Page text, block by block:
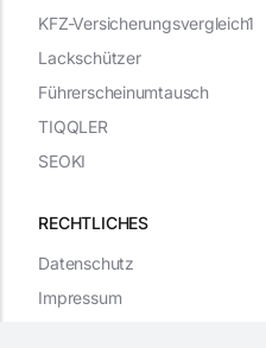
KFZ-Versicherungsvergleich1
Lackschützer
Führerscheinumtausch
TIQQLER
SEOKI
RECHTLICHES
Datenschutz
Impressum